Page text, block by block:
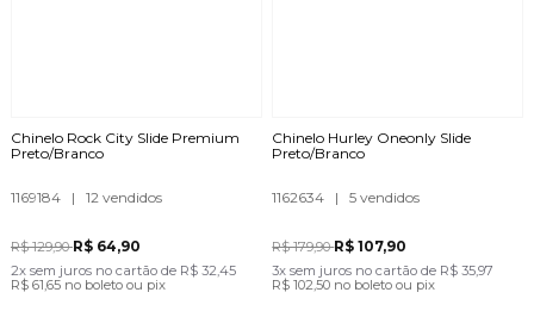
Chinelo Rock City Slide Premium
Preto/Branco
1169184 | 12 vendidos
R$ 129,90R$ 64,90
2x sem juros no cartãode R$ 32,45
R$ 61,65 no boleto ou pix
Chinelo Hurley Oneonly Slide
Preto/Branco
1162634 | 5 vendidos
R$ 179,90R$ 107,90
3x sem juros no cartão de R$ 35,97
R$ 102,50 no boleto ou pix